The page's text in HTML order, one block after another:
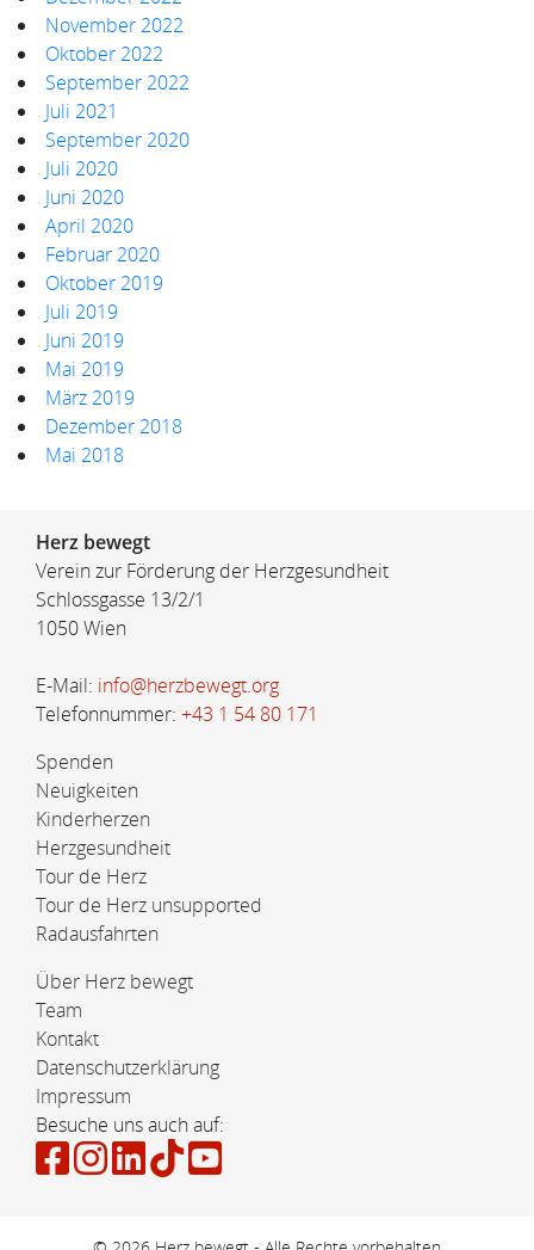
November 2022
Oktober 2022
September 2022
Juli 2021
September 2020
Juli 2020
Juni 2020
April 2020
Februar 2020
Oktober 2019
Juli 2019
Juni 2019
Mai 2019
März 2019
Dezember 2018
Mai 2018
Herz bewegt
Verein zur Förderung der Herzgesundheit
Schlossgasse 13/2/1
1050 Wien
E-Mail: info@herzbewegt.org
Telefonnummer: +43 1 54 80 171
Spenden
Neuigkeiten
Kinderherzen
Herzgesundheit
Tour de Herz
Tour de Herz unsupported
Radausfahrten
Über Herz bewegt
Team
Kontakt
Datenschutzerklärung
Impressum
Besuche uns auch auf: